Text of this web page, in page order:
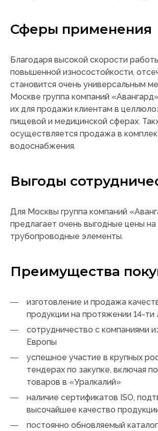
Сферы применения
Благодаря высокой скорости
повышенной износостойкости,
становится очень универсальным
Москве группа компаний
их для продажи клиентам в
пищевой и медицинской сферах.
осуществляется продажа в
водоснабжения.
Выгоды
Для Москвы группа компаний
предлагает очень выгодные цены на
трубопроводные элементы.
Преимущества
изготовление и продажа
продукции на протяжении 14-ти
сотрудничество с компаниями
Европы
успешное участие в крупных
тендерах по закупке, включая
товаров в «Уралкалий»
наличие сертификатов ISО,
высочайшее качество
постоянно обновляемый